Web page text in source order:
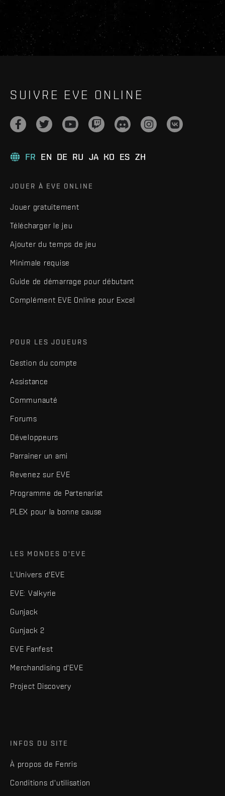
SUIVRE EVE ONLINE
FR EN DE RU JA KO ES ZH
JOUER À EVE ONLINE
Jouer gratuitement
Télécharger le jeu
Ajouter du temps de jeu
Minimale requise
Guide de démarrage pour débutant
Complément EVE Online pour Excel
POUR LES JOUEURS
Gestion du compte
Assistance
Communauté
Forums
Développeurs
Parrainer un ami
Revenez sur EVE
Programme de Partenariat
PLEX pour la bonne cause
LES MONDES D'EVE
L'Univers d'EVE
EVE: Valkyrie
Gunjack
Gunjack 2
EVE Fanfest
Merchandising d'EVE
Project Discovery
INFOS DU SITE
À propos de Fenris
Conditions d'utilisation